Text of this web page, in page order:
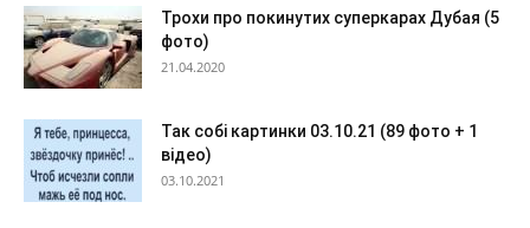
Трохи про покинутих суперкарах Дубая (5
фото)
21.04.2020
Так собі картинки 03.10.21 (89 фото + 1
відео)
03.10.2021